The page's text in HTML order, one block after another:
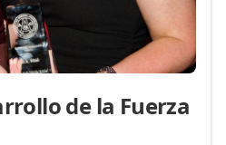
de la Fuerza